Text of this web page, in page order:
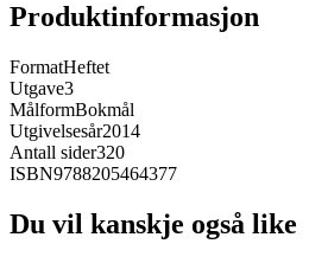
Produktinformasjon
FormatHeftet
Utgave3
MålformBokmål
Utgivelsesår2014
Antall sider320
ISBN9788205464377
Du vil kanskje også like